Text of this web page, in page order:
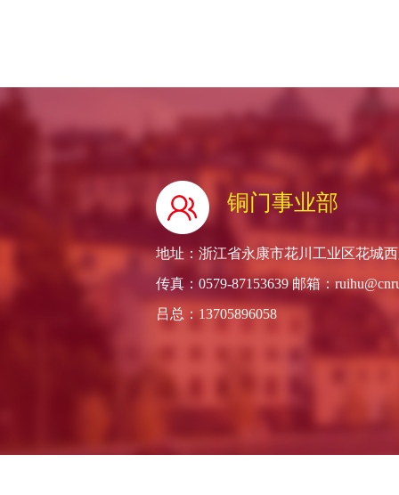
铜门事业部
地址：浙江省永康市花川工业区花城西
传真：0579-87153639 邮箱：
吕总：13705896058